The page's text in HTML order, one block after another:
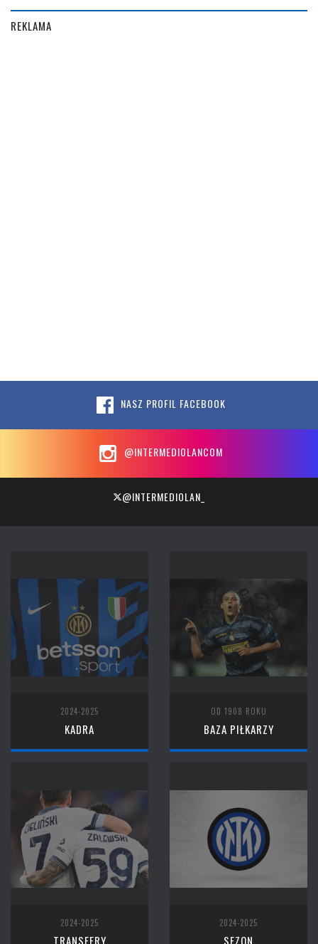
REKLAMA
NASZ PROFIL FACEBOOK
@INTERMEDIOLANCOM
@INTERMEDIOLAN_
2024-2025
KADRA
OD 1908 ROKU
BAZA PIŁKARZY
2024-2025
TRANSFERY
2024-2025
SEZON